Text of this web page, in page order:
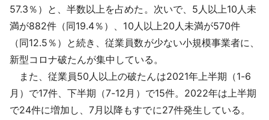
57.3％）と、半数以上を占めた。次いで、5人以上10人未
満が882件（同19.4％）、10人以上20人未満が570件
（同12.5％）と続き、従業員数が少ない小規模事業者に、
新型コロナ破たんが集中している。
また、従業員50人以上の破たんは2021年上半期（1-6
月）で17件、下半期（7-12月）で15件。2022年は上半期
で24件に増加し、7月以降もすでに27件発生している。